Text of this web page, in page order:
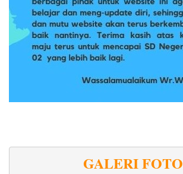
GALERI FOTO